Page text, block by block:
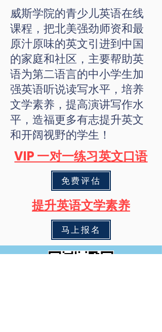
​威斯学院的青少儿英语在线
课程，把北美强劲师资和最
原汁原味的英文引进到中国
的家庭和社区，主要帮助英
语为第二语言的中小学生加
强英语听说读写水平，培养
文学素养，提高演讲写作水
平，造福更多有志提升英文
和开阔视野的学生！
​VIP 一对一练习英文口语
免费评估
提升英语文学素养
马上报名